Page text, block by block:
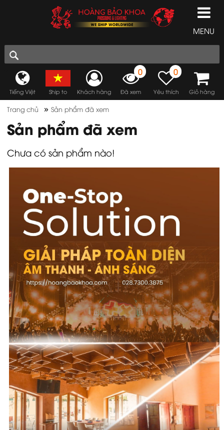
MENU
Tiếng Việt Ship to Khách hàng
0
Đã xem
0
Yêu thích Giỏ hàng
Trang chủ »Sản phẩm đã xem
Sản phẩm đã xem
Chưa có sản phẩm nào!